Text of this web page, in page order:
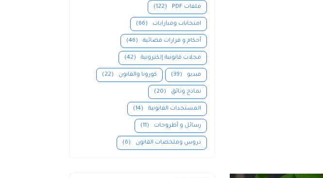
ملفات PDF (122)
امتحانات ومبارايات (66)
أحكام و قرارات قضائية (46)
مجلات قانونية إلكترونية (42)
فيديو (39) كورونا والقانون (22)
نماذج وثائق (20)
المستجدات القانونية (14)
رسائل و أطروحات (11)
دروس وملخصات القانون (6)